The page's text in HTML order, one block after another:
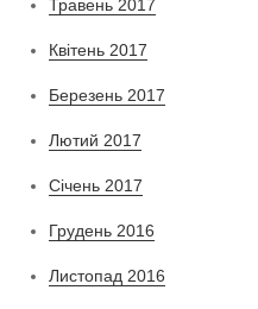
Травень 2017
Квітень 2017
Березень 2017
Лютий 2017
Січень 2017
Грудень 2016
Листопад 2016